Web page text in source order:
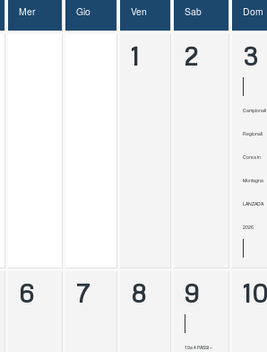
Mer Gio Ven Sab Dom
1 2 3
Campionati
Regionali
Corsa in
Montagna
LANZADA
2026
6 7 8 9
19a 4 PASSI –